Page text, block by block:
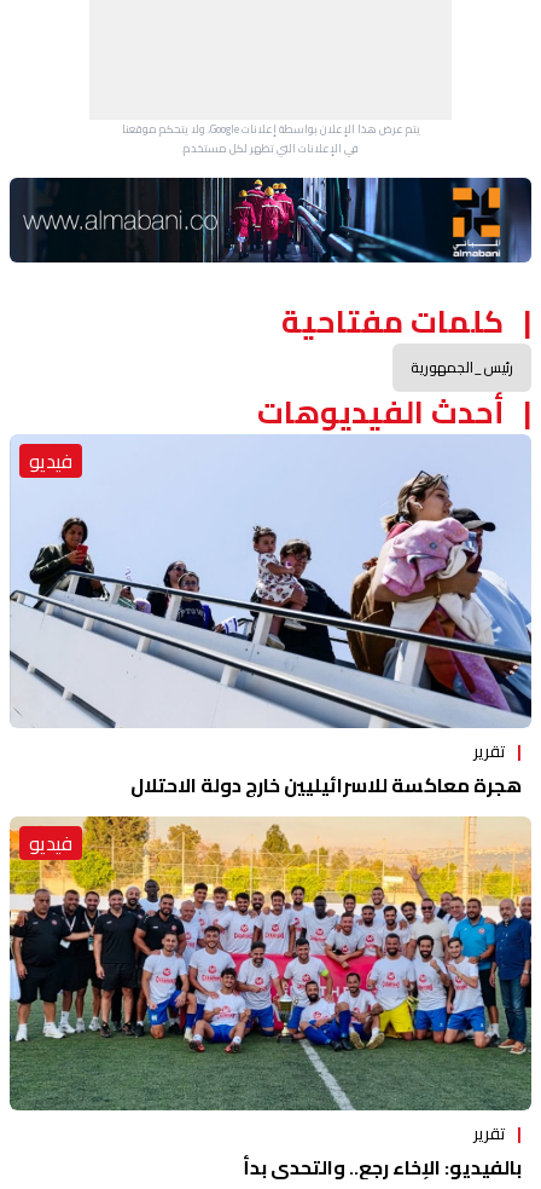
يتم عرض هذا الإعلان بواسطة إعلانات Google، ولا يتحكم موقعنا
في الإعلانات التي تظهر لكل مستخدم.
Advertisement Section
كلمات مفتاحية
رئيس_الجمهورية
أحدث الفيديوهات
فيديو
تقرير
هجرة معاكسة للاسرائيليين خارج دولة الاحتلال
فيديو
تقرير
بالفيديو: الإخاء رجع.. والتحدي بدأ